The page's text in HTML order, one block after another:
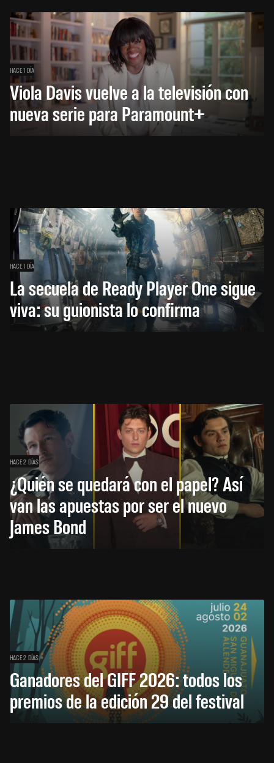
HACE 1 DÍA
Viola Davis vuelve a la televisión con
nueva serie para Paramount+
HACE 1 DÍA
La secuela de Ready Player One sigue
viva: su guionista lo confirma
HACE 2 DÍAS
¿Quién se quedará con el papel? Así
van las apuestas por ser el nuevo
James Bond
HACE 2 DÍAS
Ganadores del GIFF 2026: todos los
premios de la edición 29 del festival